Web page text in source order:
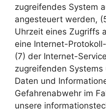
zugreifendes System
angesteuert werden,
Uhrzeit eines Zugriffs
eine Internet-
(7) der Internet-
zugreifenden
Daten und
Gefahrenabwehr im
unsere